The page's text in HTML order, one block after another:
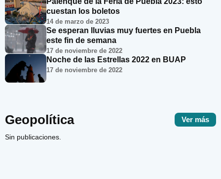
cuestan los boletos
14 de marzo de 2023
Se esperan lluvias muy fuertes en Puebla
este fin de semana
17 de noviembre de 2022
Noche de las Estrellas 2022 en BUAP
17 de noviembre de 2022
Geopolítica Ver más
Sin publicaciones.